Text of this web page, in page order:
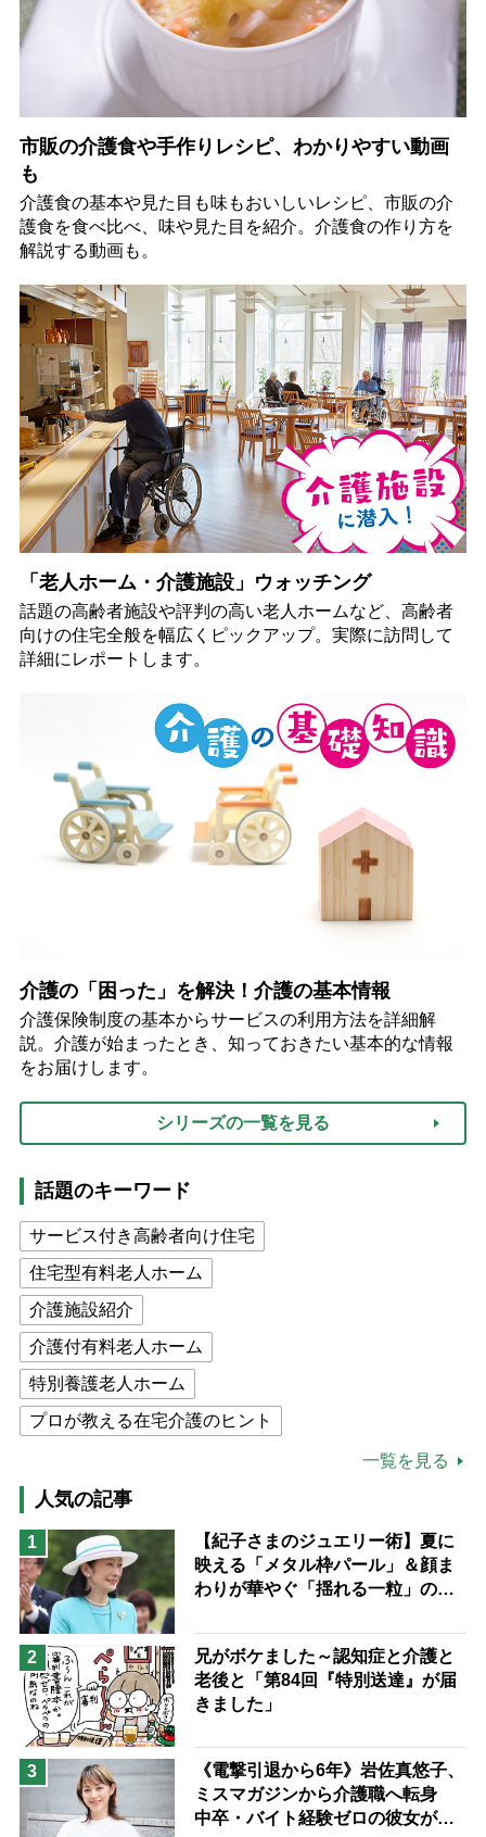
市販の介護食や手作りレシピ、わかりやすい動画
も
介護食の基本や見た目も味もおいしいレシピ、市販の介
護食を食べ比べ、味や見た目を紹介。介護食の作り方を
解説する動画も。
「老人ホーム・介護施設」ウォッチング
話題の高齢者施設や評判の高い老人ホームなど、高齢者
向けの住宅全般を幅広くピックアップ。実際に訪問して
詳細にレポートします。
介護の「困った」を解決！介護の基本情報
介護保険制度の基本からサービスの利用方法を詳細解
説。介護が始まったとき、知っておきたい基本的な情報
をお届けします。
シリーズの一覧を見る
話題のキーワード
サービス付き高齢者向け住宅
住宅型有料老人ホーム
介護施設紹介
介護付有料老人ホーム
特別養護老人ホーム
プロが教える在宅介護のヒント
高木ブー
ケアマネジャー
猫が母になつきません
息子の遠距離介護サバイバル術
兄がボケました
予防法
一覧を見る
人気の記事
1
【紀子さまのジュエリー術】夏に
映える「メタル枠パール」＆顔ま
わりが華やぐ「揺れる一粒」の使
2
兄がボケました～認知症と介護と
老後と「第84回『特別送達』が届
きました」
3
《電撃引退から6年》岩佐真悠子、
ミスマガジンから介護職へ転身
中卒・バイト経験ゼロの彼女が見